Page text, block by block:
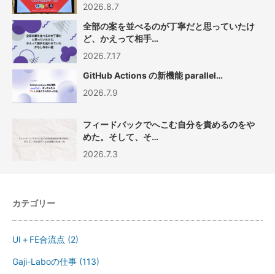
2026.8.7
全部の案を並べるのが丁寧だと思っていたけ
ど、かえって相手…
2026.7.17
GitHub Actions の新機能 parallel…
2026.7.9
フィードバックでへこむ自分を責めるのをや
めた。そして、そ…
2026.7.3
カテゴリー
UI＋FE合流点 (2)
Gaji-Laboの仕事 (113)